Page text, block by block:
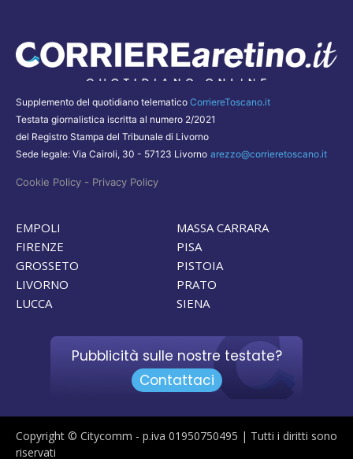
Supplemento del quotidiano telematico CorriereToscano.it
Testata giornalistica iscritta al numero 2/2021
del Registro Stampa del Tribunale di Livorno
Sede legale: Via Cairoli, 30 - 57123 Livorno arezzo@corrieretoscano.it
Cookie Policy - Privacy Policy
EMPOLI
FIRENZE
GROSSETO
LIVORNO
LUCCA
MASSA CARRARA
PISA
PISTOIA
PRATO
SIENA
Pubblicità sulle nostre testate?
Contattaci
Copyright © Citycomm - p.iva 01950750495 | Tutti i diritti sono
riservati